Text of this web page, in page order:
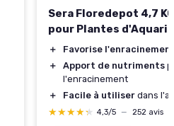
Sera Floredepot 4,7 KG
pour Plantes
＋ Favorise l'enracinement
＋
Apport de nutriments
l'enracinement
＋
Facile à utiliser dans
★★★★★
★★★★★ 4,3/5 — 252 avis